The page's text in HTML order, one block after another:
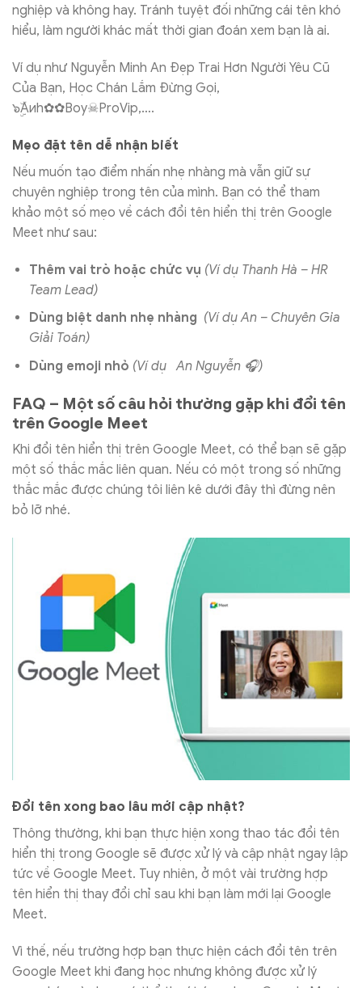
nghiệp và không hay. Tránh tuyệt đối những cái tên khó
hiểu, làm người khác mất thời gian đoán xem bạn là ai.
Ví dụ như Nguyễn Minh An Đẹp Trai Hơn Người Yêu Cũ
Của Bạn, Học Chán Lắm Đừng Gọi,
๖ۣۜAиh✿✿Boy☠ProVip,….
Mẹo đặt tên dễ nhận biết
Nếu muốn tạo điểm nhấn nhẹ nhàng mà vẫn giữ sự
chuyên nghiệp trong tên của mình. Bạn có thể tham
khảo một số mẹo về cách đổi tên hiển thị trên Google
Meet như sau:
Thêm vai trò hoặc chức vụ (Ví dụ Thanh Hà – HR
Team Lead)
Dùng biệt danh nhẹ nhàng (Ví dụ An – Chuyên Gia
Giải Toán)
Dùng emoji nhỏ (Ví dụ An Nguyễn 🎧)
FAQ – Một số câu hỏi thường gặp khi đổi tên
trên Google Meet
Khi đổi tên hiển thị trên Google Meet, có thể bạn sẽ gặp
một số thắc mắc liên quan. Nếu có một trong số những
thắc mắc được chúng tôi liên kê dưới đây thì đừng nên
bỏ lỡ nhé.
Đổi tên xong bao lâu mới cập nhật?
Thông thường, khi bạn thực hiện xong thao tác đổi tên
hiển thị trong Google sẽ được xử lý và cập nhật ngay lập
tức về Google Meet. Tuy nhiên, ở một vài trường hợp
tên hiển thị thay đổi chỉ sau khi bạn làm mới lại Google
Meet.
Vì thế, nếu trường hợp bạn thực hiện cách đổi tên trên
Google Meet khi đang học nhưng không được xử lý